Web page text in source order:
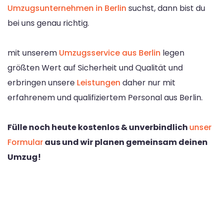
Umzugsunternehmen in Berlin suchst, dann bist du
bei uns genau richtig.
mit unserem Umzugsservice aus Berlin legen
größten Wert auf Sicherheit und Qualität und
erbringen unsere Leistungen daher nur mit
erfahrenem und qualifiziertem Personal aus Berlin.
Fülle noch heute kostenlos & unverbindlich unser
Formularaus und wir planen gemeinsam deinen
Umzug!